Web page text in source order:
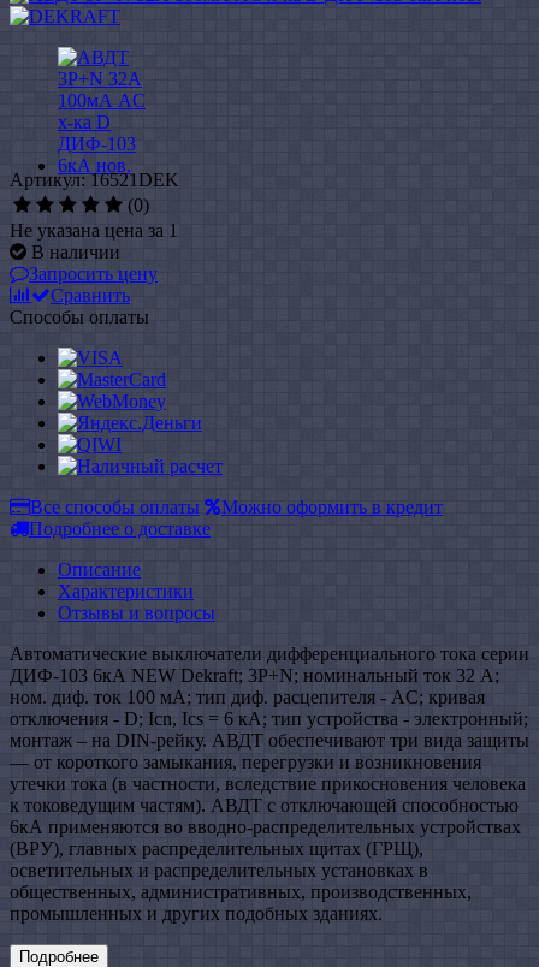
Артикул: 16521DEK
(0)
Не указана цена за 1
В наличии
Запросить цену
Сравнить
Способы оплаты
Все способы оплаты
Можно оформить в кредит
Подробнее о доставке
Описание
Характеристики
Отзывы и вопросы
Автоматические выключатели дифференциального тока серии
ДИФ-103 6кА NEW Dekraft; 3P+N; номинальный ток 32 А;
ном. диф. ток 100 мА; тип диф. расцепителя - AC; кривая
отключения - D; Icn, Ics = 6 кА; тип устройства - электронный;
монтаж – на DIN-рейку. АВДТ обеспечивают три вида защиты
— от короткого замыкания, перегрузки и возникновения
утечки тока (в частности, вследствие прикосновения человека
к токоведущим частям). АВДТ с отключающей способностью
6кА применяются во вводно-распределительных устройствах
(ВРУ), главных распределительных щитах (ГРЩ),
осветительных и распределительных установках в
общественных, административных, производственных,
промышленных и других подобных зданиях.
Подробнее